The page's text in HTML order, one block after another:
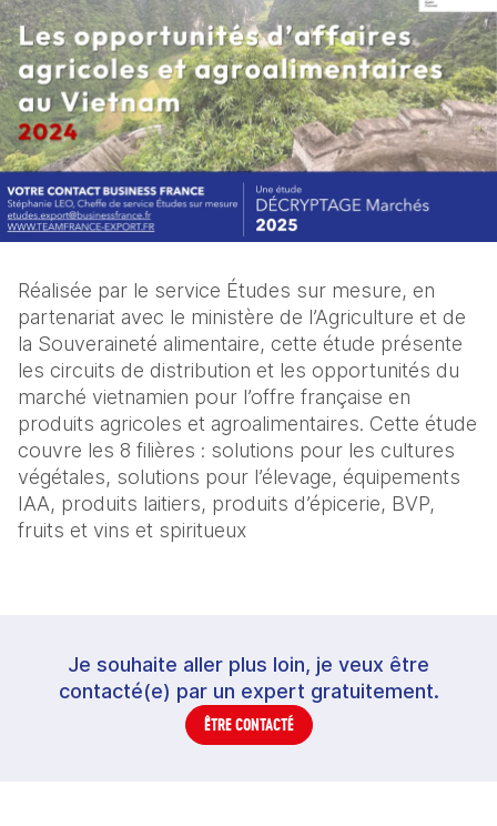
Réalisée par le service Études sur mesure, en
partenariat avec le ministère de l’Agriculture et de
la Souveraineté alimentaire, cette étude présente
les circuits de distribution et les opportunités du
marché vietnamien pour l’offre française en
produits agricoles et agroalimentaires. Cette étude
couvre les 8 filières : solutions pour les cultures
végétales, solutions pour l’élevage, équipements
IAA, produits laitiers, produits d’épicerie, BVP,
fruits et vins et spiritueux
Je souhaite aller plus loin, je veux être
contacté(e) par un expert gratuitement.
ÊTRE CONTACTÉ